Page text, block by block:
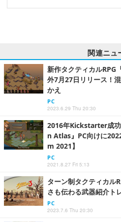
関連ニュ
新作タクティカル
外7月27日リリース！
かえ
PC
2023.6.29 Thu 20:30
2016年Kickstarter成
n Atlas』PC向けに
m 2021】
PC
2021.8.27 Fri 5:13
ターン制タクティカル
さも伝わる武器紹介ト
PC
2023.7.6 Thu 20:30